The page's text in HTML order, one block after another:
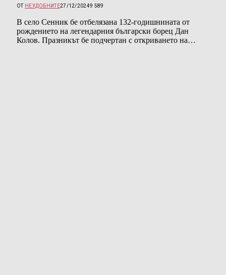
ОТ НЕУДОБНИТЕ27/12/20249 589
В село Сенник бе отбелязана 132-годишнината от
рождението на легендарния български борец Дан
Колов. Празникът бе подчертан с откриването на…